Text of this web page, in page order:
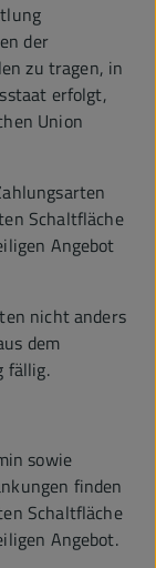
der
zu tragen, in
erfolgt,
Union
Schaltfläche
Angebot
nicht anders
dem
fällig.
sowie
finden
Schaltfläche
Angebot.